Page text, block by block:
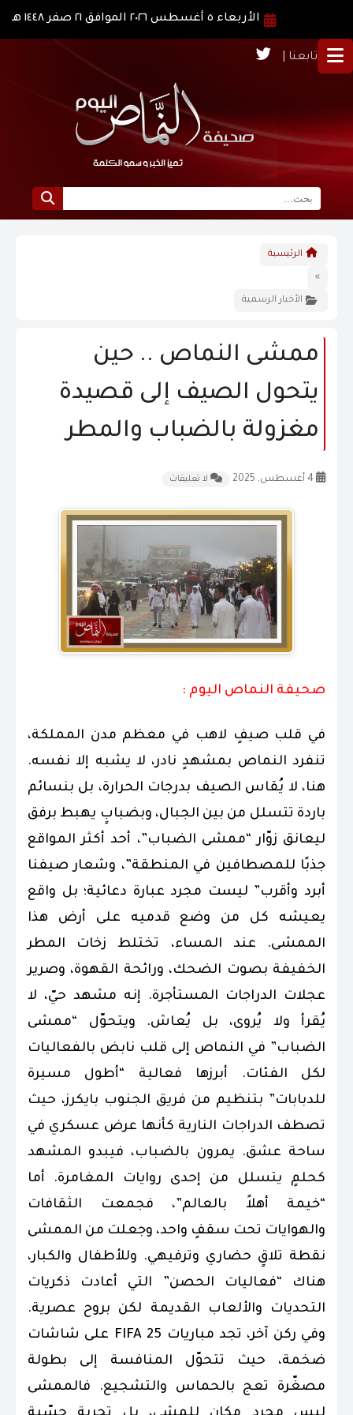
الأربعاء ٥ أغسطس ٢٠٢٦ الموافق ٢١ صفر ١٤٤٨ هـ
تابعنا |
نبذة عن النماص
الرؤية و الرسالة
الاخبار
الرئيسية
»
الأخبار الرسمية
ممشى النماص .. حين
يتحول الصيف إلى قصيدة
مغزولة بالضباب والمطر
لا تعليقات
صحيفة النماص اليوم :
في قلب صيفٍ لاهب في معظم مدن المملكة،
تنفرد النماص بمشهدٍ نادر، لا يشبه إلا نفسه.
هنا، لا يُقاس الصيف بدرجات الحرارة، بل بنسائم
باردة تتسلل من بين الجبال، وبضبابٍ يهبط برفق
ليعانق زوّار “ممشى الضباب”، أحد أكثر المواقع
جذبًا للمصطافين في المنطقة”، وشعار صيفنا
أبرد وأقرب” ليست مجرد عبارة دعائية؛ بل واقع
يعيشه كل من وضع قدميه على أرض هذا
الممشى. عند المساء، تختلط زخات المطر
الخفيفة بصوت الضحك، ورائحة القهوة، وصرير
عجلات الدراجات المستأجرة. إنه مشهد حيّ، لا
يُقرأ ولا يُروى، بل يُعاش. ويتحوّل “ممشى
الضباب” في النماص إلى قلب نابض بالفعاليات
لكل الفئات. أبرزها فعالية “أطول مسيرة
للدبابات” بتنظيم من فريق الجنوب بايكرز، حيث
تصطف الدراجات النارية كأنها عرض عسكري في
ساحة عشق. يمرون بالضباب، فيبدو المشهد
كحلمٍ يتسلل من إحدى روايات المغامرة. أما
“خيمة أهلاً بالعالم”، فجمعت الثقافات
والهوايات تحت سقفٍ واحد، وجعلت من الممشى
نقطة تلاقٍ حضاري وترفيهي. وللأطفال والكبار،
هناك “فعاليات الحصن” التي أعادت ذكريات
التحديات والألعاب القديمة لكن بروح عصرية.
وفي ركن آخر، تجد مباريات FIFA 25 على شاشات
ضخمة، حيث تتحوّل المنافسة إلى بطولة
مصغّرة تعج بالحماس والتشجيع. فالممشى